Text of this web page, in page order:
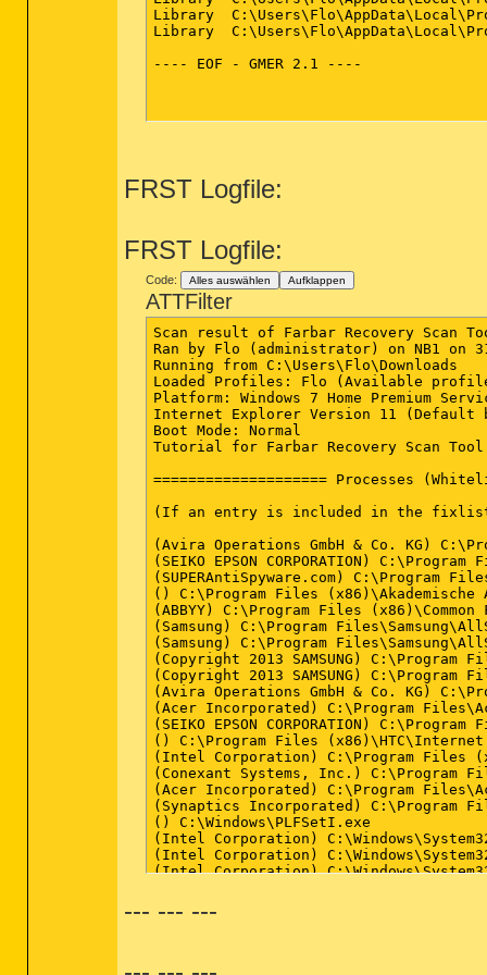
Library
Library
---- EOF - GMER 2.1 ----
FRST Logfile:
FRST Logfile:
Code: Alles auswählen Aufklappen
ATTFilter
Scan result of Farbar Recovery Scan
Ran by Flo (administrator) on NB1 on
Running from C:\Users\Flo\Downloads
Loaded Profiles: Flo (Available
Platform: Windows 7 Home Premium
Internet Explorer Version 11 (Default
Boot Mode: Normal
Tutorial for Farbar Recovery Scan
==================== Processes
(If an entry is included in the
(Avira Operations GmbH & Co. KG)
(SEIKO EPSON CORPORATION)
(SUPERAntiSpyware.com) C:\Program
() C:\Program Files (x86)\Akademische
(ABBYY) C:\Program Files
(Samsung) C:\Program
(Samsung) C:\Program
(Copyright 2013 SAMSUNG)
(Copyright 2013 SAMSUNG)
(Avira Operations GmbH & Co. KG)
(Acer Incorporated) C:\Program
(SEIKO EPSON CORPORATION) C:\Program
() C:\Program Files (x86)\HTC\Internet
(Intel Corporation) C:\Program Files
(Conexant Systems, Inc.) C:\Program
(Acer Incorporated) C:\Program
(Synaptics Incorporated) C:\Program
() C:\Windows\PLFSetI.exe
(Intel Corporation)
(Intel Corporation)
(Intel Corporation)
(TomTom) C:\Program Files
--- --- ---